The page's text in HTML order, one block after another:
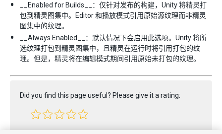
__Enabled for Builds__：仅针对发布的构建，Unity 将精灵打
包到精灵图集中。Editor 和播放模式引用原始源纹理而非精灵
图集中的纹理。
__Always Enabled__：默认情况下会启用此选项。Unity 将所
选纹理打包到精灵图集中，且精灵在运行时将引用打包的纹
理。但是，精灵将在编辑模式期间引用原始未打包的纹理。
Did you find this page useful? Please give it a rating: